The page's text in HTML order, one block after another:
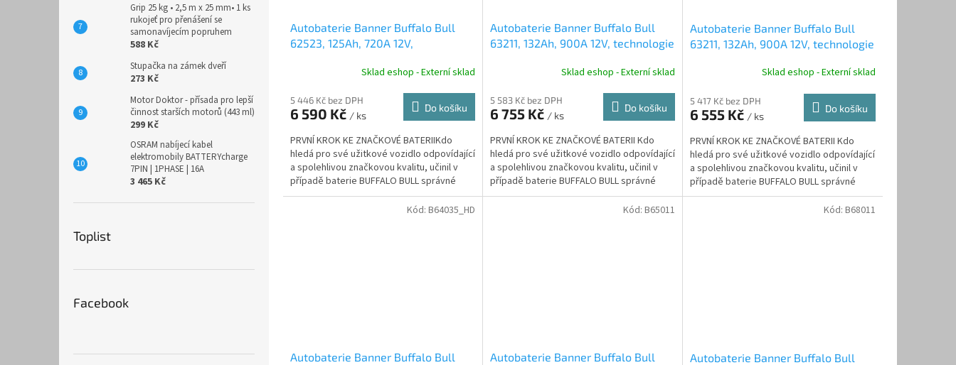
Grip 25 kg • 2,5 m x 25 mm• 1 ks
rukojeť pro přenášení se
samonavíjecím popruhem
588 Kč
Stupačka na zámek dveří
273 Kč
Motor Doktor - přísada pro lepší
činnost starších motorů (443 ml)
299 Kč
OSRAM nabíjecí kabel
elektromobily BATTERYcharge
7PIN | 1PHASE | 16A
3 465 Kč
Toplist
Facebook
Autobaterie Banner Buffalo Bull
62523, 125Ah, 720A 12V,
Sklad eshop - Externí sklad
5 446 Kč bez DPH
6 590 Kč / ks
Do košíku
PRVNÍ KROK KE ZNAČKOVÉ BATERIIKdo
hledá pro své užitkové vozidlo odpovídající
a spolehlivou značkovou kvalitu, učinil v
případě baterie BUFFALO BULL správné
rozhodnutí.
Autobaterie Banner Buffalo Bull
63211, 132Ah, 900A 12V, technologie
Sklad eshop - Externí sklad
5 583 Kč bez DPH
6 755 Kč / ks
Do košíku
PRVNÍ KROK KE ZNAČKOVÉ BATERII Kdo
hledá pro své užitkové vozidlo odpovídající
a spolehlivou značkovou kvalitu, učinil v
případě baterie BUFFALO BULL správné
rozhodnutí.
Autobaterie Banner Buffalo Bull
63211, 132Ah, 900A 12V, technologie
Sklad eshop - Externí sklad
5 417 Kč bez DPH
6 555 Kč / ks
Do košíku
PRVNÍ KROK KE ZNAČKOVÉ BATERII Kdo
hledá pro své užitkové vozidlo odpovídající
a spolehlivou značkovou kvalitu, učinil v
případě baterie BUFFALO BULL správné
rozhodnutí.
Autobaterie Banner Buffalo Bull
Kód: B64035_HD
Autobaterie Banner Buffalo Bull
Kód: B65011
Autobaterie Banner Buffalo Bull
Kód: B68011